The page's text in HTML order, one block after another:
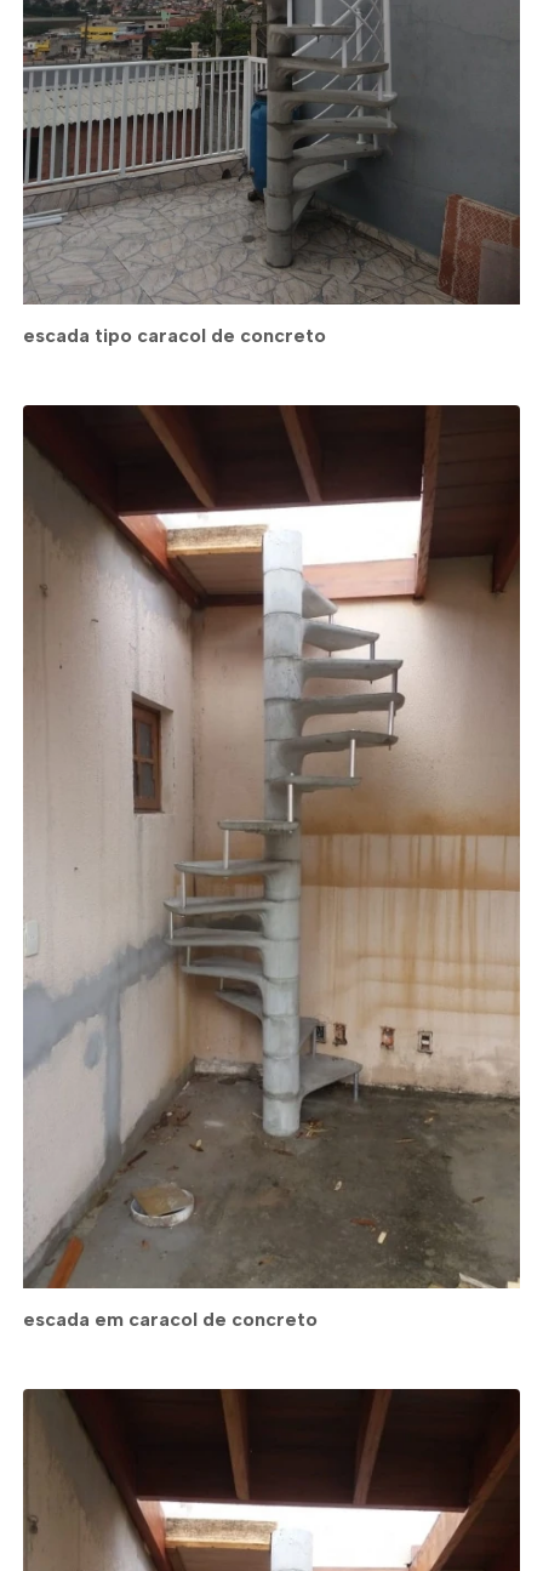
escada tipo caracol de concreto
escada em caracol de concreto